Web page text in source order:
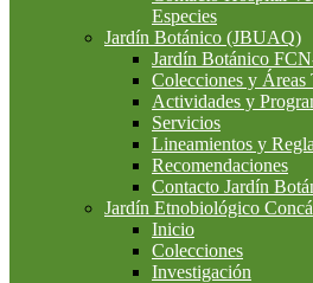
Especies
Jardín Botánico (JBUAQ)
Jardín Botánico
Colecciones y Áreas
Actividades y
Servicios
Lineamientos y
Recomendaciones
Contacto Jardín
Jardín Etnobiológico Concá
Inicio
Colecciones
Investigación